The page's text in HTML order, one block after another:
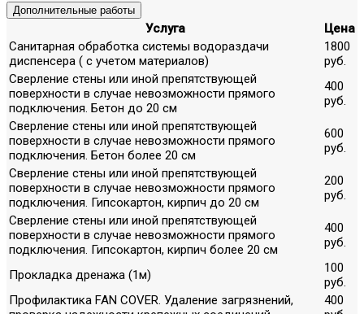
Дополнительные работы
Услуга
Цена
Санитарная обработка системы водораздачи
диспенсера ( с учетом материалов)
1800
руб.
Сверление стены или иной препятствующей
поверхности в случае невозможности прямого
подключения. Бетон до 20 см
400
руб.
Сверление стены или иной препятствующей
поверхности в случае невозможности прямого
подключения. Бетон более 20 см
600
руб.
Сверление стены или иной препятствующей
поверхности в случае невозможности прямого
подключения. Гипсокартон, кирпич до 20 см
200
руб.
Сверление стены или иной препятствующей
поверхности в случае невозможности прямого
подключения. Гипсокартон, кирпич более 20 см
400
руб.
Прокладка дренажа (1м)
100
руб.
Профилактика FAN COVER. Удаление загрязнений,
400